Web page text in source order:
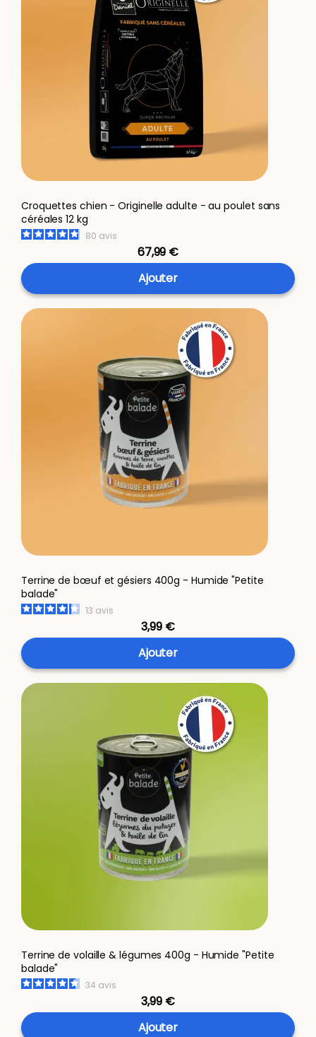
Croquettes chien - Originelle adulte - au poulet sans
céréales 12 kg
80 avis
67,99 €
Ajouter
Terrine de bœuf et gésiers 400g - Humide "Petite
balade"
13 avis
3,99 €
Ajouter
Terrine de volaille & légumes 400g - Humide "Petite
balade"
34 avis
3,99 €
Ajouter